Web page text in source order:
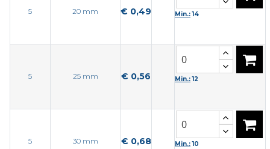
5 20 mm € 0,49 Min.:14
5 25 mm € 0,56 Min.:12
5 30 mm € 0,68 Min.:10